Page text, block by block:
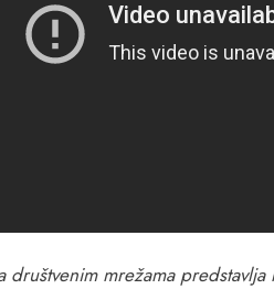
društvenim mrežama